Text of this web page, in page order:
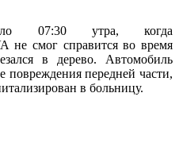
07:30 утра, когда
не смог справится во время
в дерево. Автомобиль
повреждения передней части,
в больницу.